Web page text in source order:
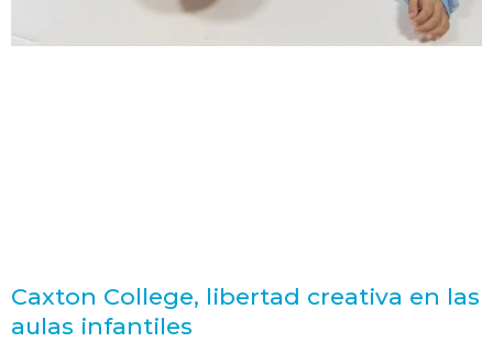
Caxton College, libertad creativa en las
aulas infantiles